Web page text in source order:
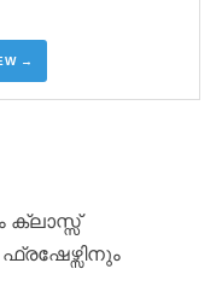
→
ക്ലാസ്സ്